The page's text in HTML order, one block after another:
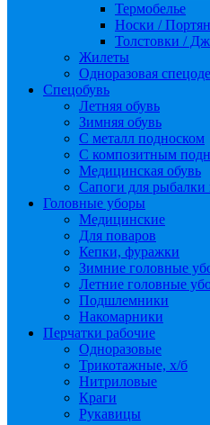
Термобелье
Носки /
Толстовки /
Жилеты
Одноразовая
Спецобувь
Летняя обувь
Зимняя обувь
С металл подноском
С композитным
Медицинская обувь
Сапоги для рыбалки
Головные уборы
Медицинские
Для поваров
Кепки, фуражки
Зимние головные
Летние головные
Подшлемники
Накомарники
Перчатки рабочие
Одноразовые
Трикотажные, х/б
Нитриловые
Краги
Рукавицы